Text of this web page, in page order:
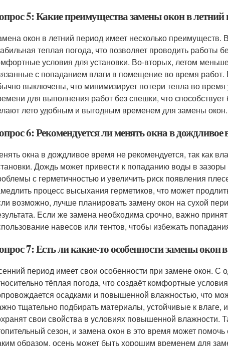
5: Какие преимущества замены окон в летний
окон в летний период имеет несколько
теплая погода, что позволяет проводить работы
условия для установки. Во-вторых, летом
с попаданием влаги в помещение во время работ.
выключены, что минимизирует потери тепла во
для выполнения работ без спешки, что
лето удобным и выгодным временем для замены окон.
6: Рекомендуется ли менять окна в дождливое
окна в дождливое время не рекомендуется, так как
Дождь может привести к попаданию воды в
с герметичностью и увеличить риск появления
процесс высыхания герметиков, что может
возможно, лучше планировать замену окон на сухой
Если же замена необходима срочно, важно
навесов или тентов, чтобы избежать
7: Есть ли какие-то особенности замены окон
период имеет свои особенности при замене окон. С
тёплая погода, что создаёт комфортные
осадками и повышенной влажностью, что
тщательно подбирать материалы, устойчивые к влаге,
свои свойства в условиях повышенной влажности.
сезон, и замена окон в это время может
образом, осень может быть хорошим временем для